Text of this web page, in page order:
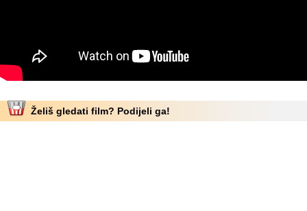
Želiš gledati film? Podijeli ga!